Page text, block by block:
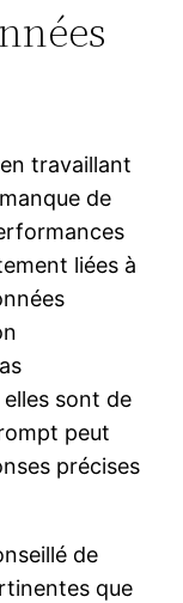
travaillant
de
liées à
sont de
peut
précises
de
que